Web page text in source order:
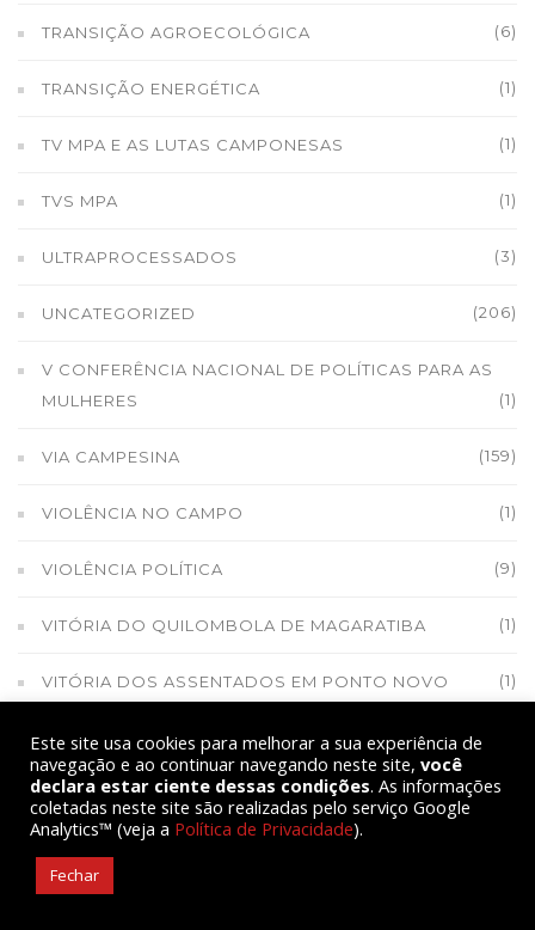
TRANSIÇÃO AGROECOLÓGICA (6)
TRANSIÇÃO ENERGÉTICA (1)
TV MPA E AS LUTAS CAMPONESAS (1)
TVS MPA (1)
ULTRAPROCESSADOS (3)
UNCATEGORIZED (206)
V CONFERÊNCIA NACIONAL DE POLÍTICAS PARA AS
MULHERES
(1)
VIA CAMPESINA (159)
VIOLÊNCIA NO CAMPO (1)
VIOLÊNCIA POLÍTICA (9)
VITÓRIA DO QUILOMBOLA DE MAGARATIBA (1)
VITÓRIA DOS ASSENTADOS EM PONTO NOVO (1)
VOZES CAMPONESAS - RÁDIO
X ENCONASA (1)
Este site usa cookies para melhorar a sua experiência de
navegação e ao continuar navegando neste site, você
declara estar ciente dessas condições. As informações
coletadas neste site são realizadas pelo serviço Google
Analytics™ (veja a Política de Privacidade).
Fechar